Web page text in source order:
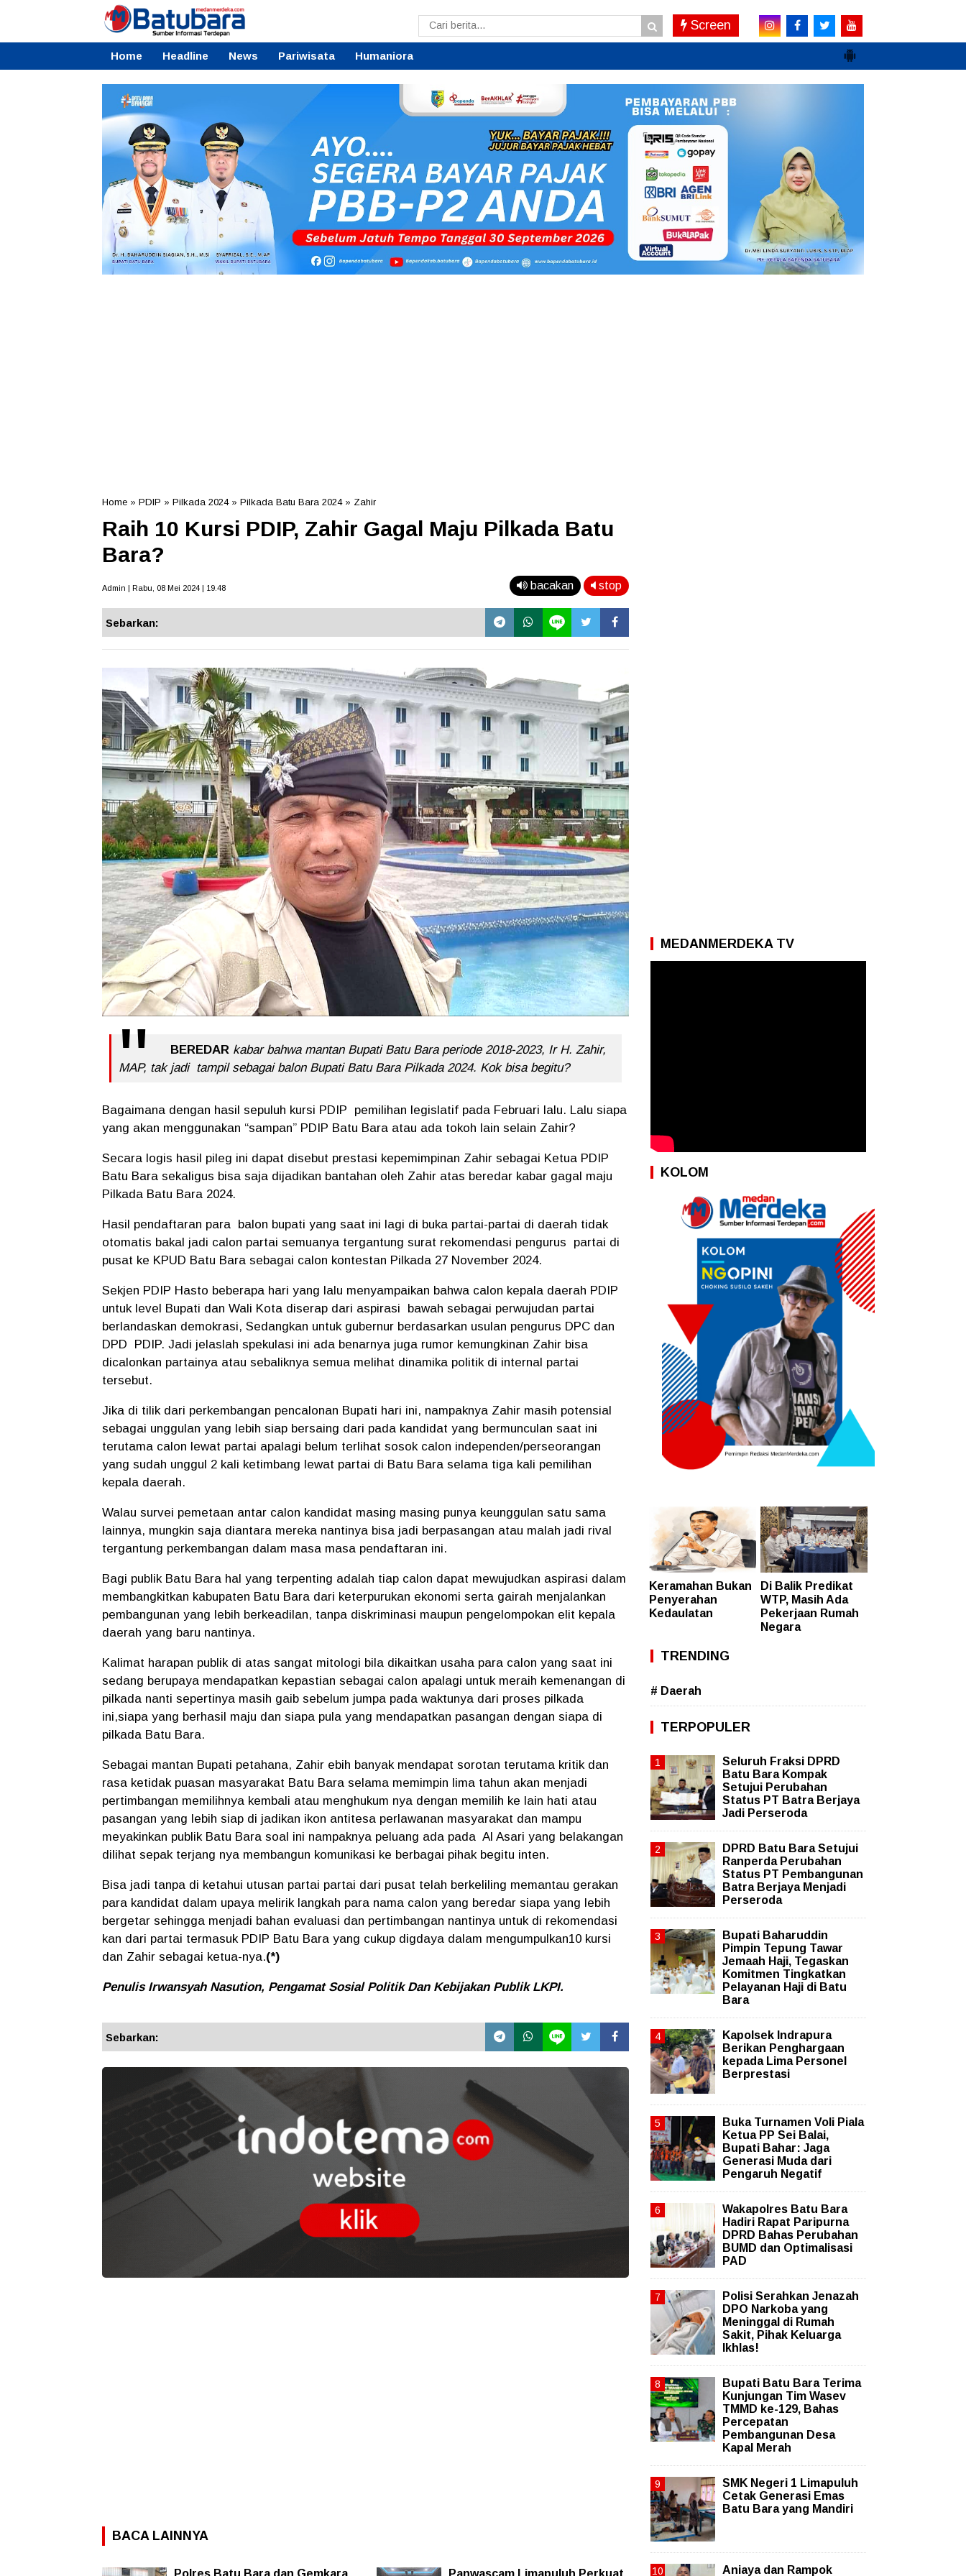
Screen
Home Headline News Pariwisata Humaniora
Home » PDIP » Pilkada 2024» Pilkada Batu Bara 2024» Zahir
Raih 10 Kursi PDIP, Zahir Gagal Maju Pilkada Batu
Bara?
Admin | Rabu, 08 Mei 2024 | 19.48 bacakan stop
Sebarkan:
BEREDAR kabar bahwa mantan Bupati Batu Bara periode 2018-2023, Ir H. Zahir,
MAP, tak jadi tampil sebagai balon Bupati Batu Bara Pilkada 2024. Kok bisa begitu?
Bagaimana dengan hasil sepuluh kursi PDIP pemilihan legislatif pada Februari lalu. Lalu siapa
yang akan menggunakan “sampan” PDIP Batu Bara atau ada tokoh lain selain Zahir?
Secara logis hasil pileg ini dapat disebut prestasi kepemimpinan Zahir sebagai Ketua PDIP
Batu Bara sekaligus bisa saja dijadikan bantahan oleh Zahir atas beredar kabar gagal maju
Pilkada Batu Bara 2024.
Hasil pendaftaran para balon bupati yang saat ini lagi di buka partai-partai di daerah tidak
otomatis bakal jadi calon partai semuanya tergantung surat rekomendasi pengurus partai di
pusat ke KPUD Batu Bara sebagai calon kontestan Pilkada 27 November 2024.
Sekjen PDIP Hasto beberapa hari yang lalu menyampaikan bahwa calon kepala daerah PDIP
untuk level Bupati dan Wali Kota diserap dari aspirasi bawah sebagai perwujudan partai
berlandaskan demokrasi, Sedangkan untuk gubernur berdasarkan usulan pengurus DPC dan
DPD PDIP. Jadi jelaslah spekulasi ini ada benarnya juga rumor kemungkinan Zahir bisa
dicalonkan partainya atau sebaliknya semua melihat dinamika politik di internal partai
tersebut.
Jika di tilik dari perkembangan pencalonan Bupati hari ini, nampaknya Zahir masih potensial
sebagai unggulan yang lebih siap bersaing dari pada kandidat yang bermunculan saat ini
terutama calon lewat partai apalagi belum terlihat sosok calon independen/perseorangan
yang sudah unggul 2 kali ketimbang lewat partai di Batu Bara selama tiga kali pemilihan
kepala daerah.
Walau survei pemetaan antar calon kandidat masing masing punya keunggulan satu sama
lainnya, mungkin saja diantara mereka nantinya bisa jadi berpasangan atau malah jadi rival
tergantung perkembangan dalam masa masa pendaftaran ini.
Bagi publik Batu Bara hal yang terpenting adalah tiap calon dapat mewujudkan aspirasi dalam
membangkitkan kabupaten Batu Bara dari keterpurukan ekonomi serta gairah menjalankan
pembangunan yang lebih berkeadilan, tanpa diskriminasi maupun pengelompokan elit kepala
daerah yang baru nantinya.
Kalimat harapan publik di atas sangat mitologi bila dikaitkan usaha para calon yang saat ini
sedang berupaya mendapatkan kepastian sebagai calon apalagi untuk meraih kemenangan di
pilkada nanti sepertinya masih gaib sebelum jumpa pada waktunya dari proses pilkada
ini,siapa yang berhasil maju dan siapa pula yang mendapatkan pasangan dengan siapa di
pilkada Batu Bara.
Sebagai mantan Bupati petahana, Zahir ebih banyak mendapat sorotan terutama kritik dan
rasa ketidak puasan masyarakat Batu Bara selama memimpin lima tahun akan menjadi
pertimbangan memilihnya kembali atau menghukum nya dengan memilih ke lain hati atau
pasangan yang lebih siap di jadikan ikon antitesa perlawanan masyarakat dan mampu
meyakinkan publik Batu Bara soal ini nampaknya peluang ada pada Al Asari yang belakangan
dilihat sepak terjang nya membangun komunikasi ke berbagai pihak begitu inten.
Bisa jadi tanpa di ketahui utusan partai partai dari pusat telah berkeliling memantau gerakan
para kandidat dalam upaya melirik langkah para nama calon yang beredar siapa yang lebih
bergetar sehingga menjadi bahan evaluasi dan pertimbangan nantinya untuk di rekomendasi
kan dari partai termasuk PDIP Batu Bara yang cukup digdaya dalam mengumpulkan10 kursi
dan Zahir sebagai ketua-nya.(*)
Penulis Irwansyah Nasution, Pengamat Sosial Politik Dan Kebijakan Publik LKPI.
Sebarkan:
BACA LAINNYA
Polres Batu Bara dan Gemkara Panwascam Limapuluh Perkuat
MEDANMERDEKA TV
KOLOM
Keramahan Bukan
Penyerahan
Kedaulatan
Di Balik Predikat
WTP, Masih Ada
Pekerjaan Rumah
Negara
TRENDING
# Daerah
TERPOPULER
Seluruh Fraksi DPRD
Batu Bara Kompak
Setujui Perubahan
Status PT Batra Berjaya
Jadi Perseroda
DPRD Batu Bara Setujui
Ranperda Perubahan
Status PT Pembangunan
Batra Berjaya Menjadi
Perseroda
Bupati Baharuddin
Pimpin Tepung Tawar
Jemaah Haji, Tegaskan
Komitmen Tingkatkan
Pelayanan Haji di Batu
Bara
Kapolsek Indrapura
Berikan Penghargaan
kepada Lima Personel
Berprestasi
Buka Turnamen Voli Piala
Ketua PP Sei Balai,
Bupati Bahar: Jaga
Generasi Muda dari
Pengaruh Negatif
Wakapolres Batu Bara
Hadiri Rapat Paripurna
DPRD Bahas Perubahan
BUMD dan Optimalisasi
PAD
Polisi Serahkan Jenazah
DPO Narkoba yang
Meninggal di Rumah
Sakit, Pihak Keluarga
Ikhlas!
Bupati Batu Bara Terima
Kunjungan Tim Wasev
TMMD ke-129, Bahas
Percepatan
Pembangunan Desa
Kapal Merah
SMK Negeri 1 Limapuluh
Cetak Generasi Emas
Batu Bara yang Mandiri
Aniaya dan Rampok